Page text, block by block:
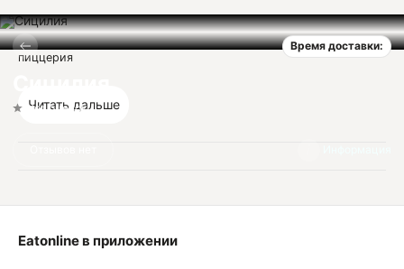
Вход / регистрация
Время доставки:
Нет оценок
пиццерия
Читать дальше
Eatonline в приложении